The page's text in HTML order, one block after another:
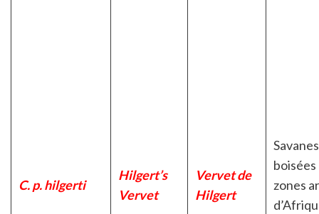
C. p. hilgerti
Hilgert’s
Vervet
Vervet de
Hilgert
Savanes
zones